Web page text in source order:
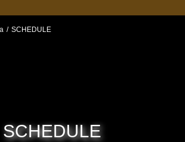
SCHEDULE
SCHEDULE